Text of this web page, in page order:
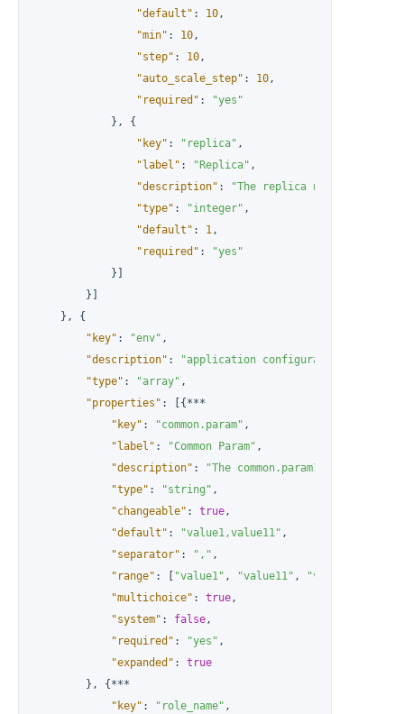
"default" : 10,
"min" : 10,
"step" : 10,
"auto_scale_step" : 10,
"required" :
"yes"
} ,
{
"key" : "replica" ,
"label" : "Replica" ,
"description" :
"The replica number for
"type" : "integer" ,
"default" : 1,
"required" :
"yes"
}
}
} ,
{
"key" : "env" ,
"description" :
"application configuration
"type" : "array" ,
"properties" : { ***
"key" : "common.param" ,
"label" : "Common Param" ,
"description" :
"The common.param1 for all
"type" : "string" ,
"changeable" : true,
"default" : "value1,value11" ,
"separator" : "," ,
"range" : "value1" , "value11" , "value111"
"multichoice" : true,
"system" : false,
"required" : "yes" ,
"expanded" :
true
} , { ***
"key" : "role_name" ,